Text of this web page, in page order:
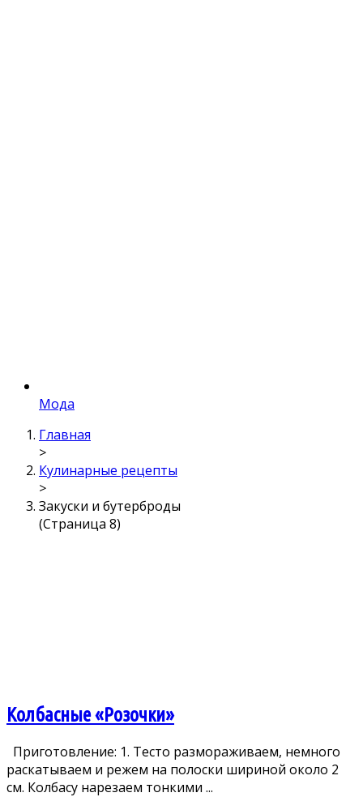
Мода
Главная
>
Кулинарные рецепты
>
Закуски и бутерброды
(Страница 8)
Колбасные «Розочки»
Приготовление: 1. Тесто размораживаем, немного
раскатываем и режем на полоски шириной около 2
см. Колбасу нарезаем тонкими ...